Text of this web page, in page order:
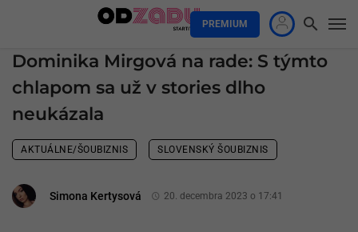
PREMIUM
Dominika Mirgová na rade: S týmto
chlapom sa už v stories dlho
neukázala
AKTUÁLNE/ŠOUBIZNIS SLOVENSKÝ ŠOUBIZNIS
Simona Kertysová 20. decembra 2023 o 17:41